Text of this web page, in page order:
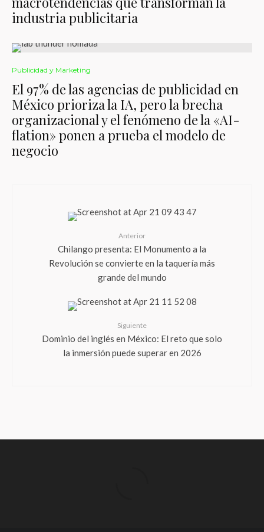
industria publicitaria
Publicidad y Marketing
El 97% de las agencias de publicidad en
México prioriza la IA, pero la brecha
organizacional y el fenómeno de la «AI-
flation» ponen a prueba el modelo de
negocio
Anterior
Chilango presenta: El Monumento a la
Revolución se convierte en la taquería más
grande del mundo
Siguiente
Dominio del inglés en México: El reto que solo
la inmersión puede superar en 2026